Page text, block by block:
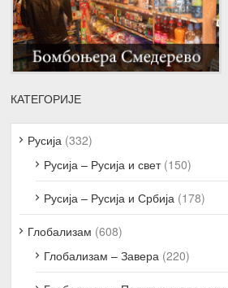
КАТЕГОРИЈЕ
Русија (332)
Русија – Русија и свет(150)
Русија – Русија и Србија (178)
Глобализам (608)
Глобализам – Завера (220)